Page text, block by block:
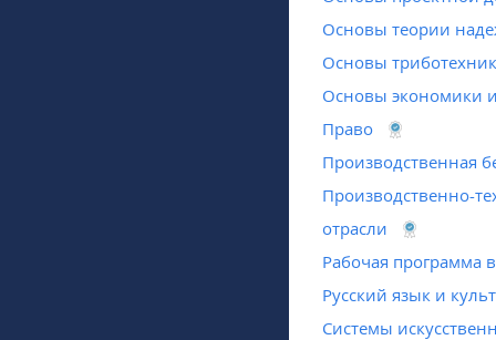
Основы теории
Основы
Основы экономики
Право
Производственная
Производственно-
отрасли
Рабочая программа
Русский язык и
Системы